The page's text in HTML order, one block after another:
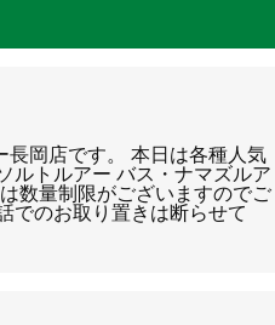
長岡店です。 本日は各種人気
ルトルアー バス・ナマズルア
数量制限がございますのでご
でのお取り置きは断らせて